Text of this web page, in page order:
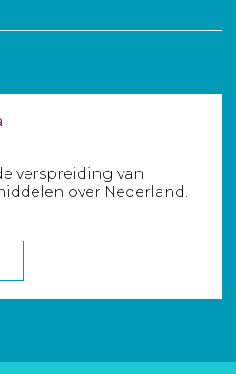
verspreiding van
over Nederland.